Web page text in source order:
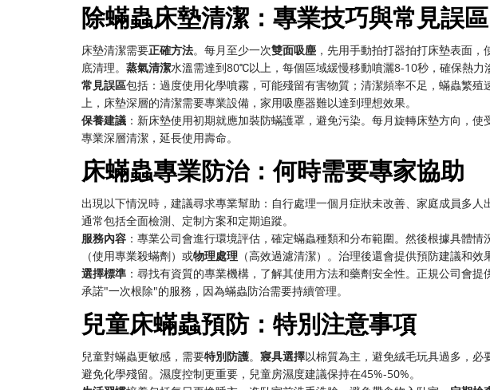
除蟎蟲床墊清潔：專業技巧與常見誤區
床墊清潔需要正確方法。每月至少一次雙面吸塵 ，先用手動拍打器拍打床墊表面
底清理。 蒸氣清潔水溫需達到80℃以上，每個區域緩慢移動噴灑8-10秒，確保熱力
常見誤區包括：過度使用化學噴霧，可能殘留有害物質；清潔頻率不足，蟎蟲繁
上，床墊深層的清潔需要專業設備，家用吸塵器難以達到理想效果。
保養建議 ：新床墊使用初期就應加裝防蟎護罩，避免污染。每月旋轉床墊方向，
專業深層清潔，延長使用壽命。
床蟎蟲專業防治：何時需要專家協助
出現以下情況時，建議尋求專業幫助：自行處理一個月症狀未改善、家庭成員多人
通常包括全面檢測、定制方案和定期追蹤。
服務內容 ：專業公司會進行環境評估，確定蟎蟲種類和分布範圍。然後根據具體情
（使用專業殺蟎劑）或物理處理 （高效過濾清潔）。治理後還會提供預防建議和效
選擇標準 ：尋找有資質的專業機構，了解其使用方法和藥劑安全性。正規公司會
承諾"一次根除"的服務，因為蟎蟲防治需要持續管理。
兒童床蟎蟲預防：特別注意事項
兒童對蟎蟲更敏感，需要特別防護。 寢具選擇以棉質為主，避免絨毛玩具過多，必
避免化學殘留。濕度控制更重要，兒童房濕度建議保持在45%-50%。